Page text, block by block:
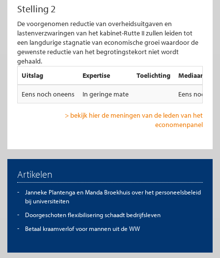
Stelling 2
De voorgenomen reductie van overheidsuitgaven en
lastenverzwaringen van het kabinet-Rutte II zullen leiden tot
een langdurige stagnatie van economische groei waardoor de
gewenste reductie van het begrotingstekort niet wordt
gehaald.
Uitslag
Expertise Toelichting Mediaan
Eens noch oneens In geringe mate Eens noch
> bekijk hier de meningen van de leden van het
economenpanel
Artikelen
Janneke Plantenga en Manda Broekhuis over het personeelsbeleid
bij universiteiten
Doorgeschoten flexibilisering schaadt bedrijfsleven
Betaal kraamverlof voor mannen uit de WW